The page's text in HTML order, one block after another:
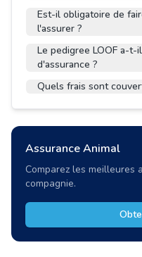
Est-il obligatoire de
l'assurer ?
Le pedigree LOOF a-
d'assurance ?
Quels frais sont
Assurance Animal
Comparez les meilleures
compagnie.